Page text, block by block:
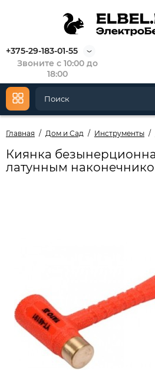
+375-29-183-01-55
Звоните с 10:00 до
18:00
Главная Дом и Сад Инструменты
Киянка
латунным